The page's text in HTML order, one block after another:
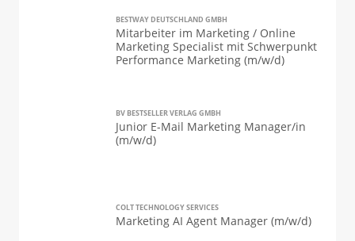
BESTWAY DEUTSCHLAND GMBH
Mitarbeiter im Marketing / Online
Marketing Specialist mit Schwerpunkt
Performance Marketing (m/w/d)
BV BESTSELLER VERLAG GMBH
Junior E-Mail Marketing Manager/in
(m/w/d)
COLT TECHNOLOGY SERVICES
Marketing AI Agent Manager (m/w/d)